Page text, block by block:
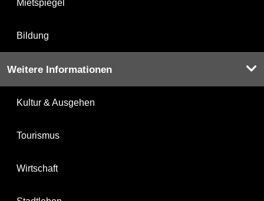
Mietspiegel
Bildung
Weitere Informationen
Kultur & Ausgehen
Tourismus
Wirtschaft